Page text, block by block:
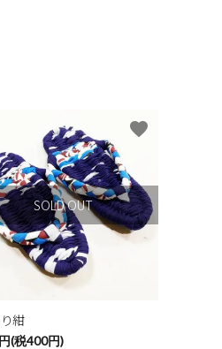
SOLD OUT
紺
(税400円)
favorite